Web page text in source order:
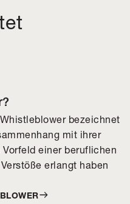
bezeichnet
mit ihrer
einer beruflichen
erlangt haben